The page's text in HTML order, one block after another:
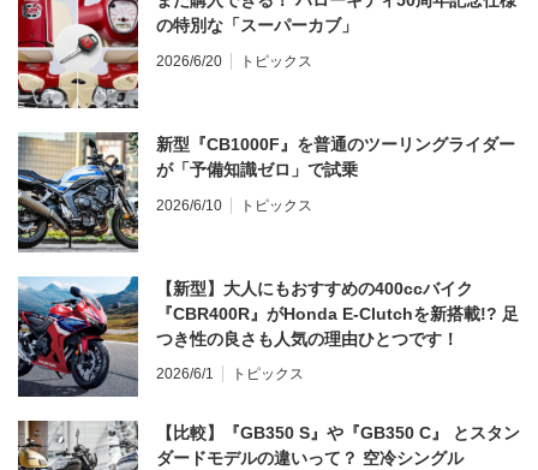
の特別な「スーパーカブ」
2026/6/20 トピックス
新型『CB1000F』を普通のツーリングライダー
が「予備知識ゼロ」で試乗
2026/6/10 トピックス
【新型】大人にもおすすめの400ccバイク
『CBR400R』がHonda E-Clutchを新搭載!? 足
つき性の良さも人気の理由ひとつです！
2026/6/1 トピックス
【比較】『GB350 S』や『GB350 C』 とスタン
ダードモデルの違いって？ 空冷シングル